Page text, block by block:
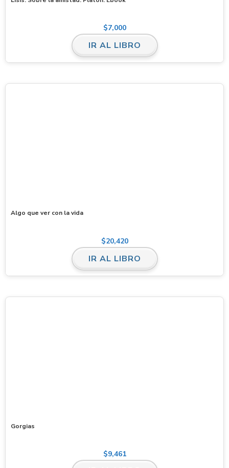
$7,000
IR AL LIBRO
Algo que ver con la vida
$20,420
IR AL LIBRO
Gorgias
$9,461